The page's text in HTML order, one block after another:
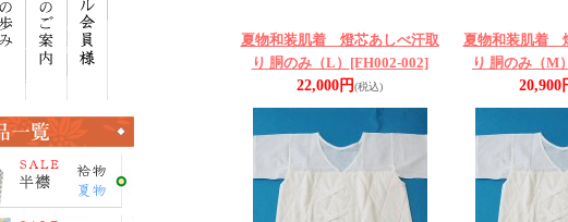
夏物和装肌着 燈芯あしべ汗取
り 胴のみ（L） [FH002-002]
22,000円(税込)
夏物和装肌着
り 胴のみ（M）
20,900